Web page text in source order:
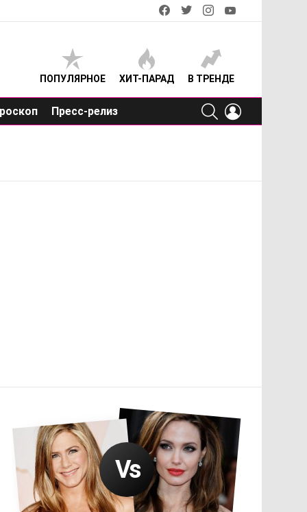
facebooktwitterinstagram
ПОПУЛЯРНОЕ ХИТ-ПАРАД В ТРЕНДЕ
Пресс-релиз
SEARCH